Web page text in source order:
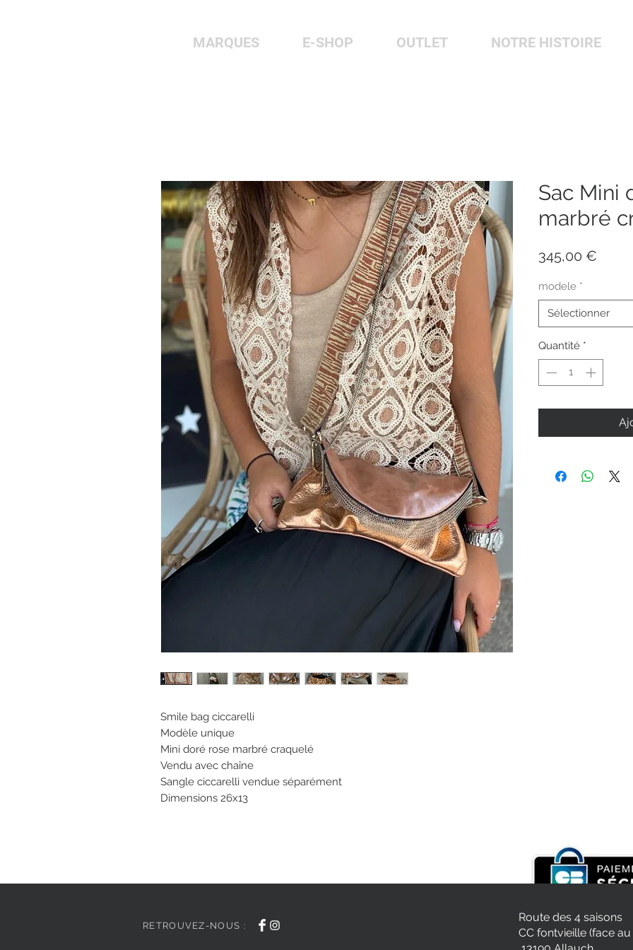
MARQUES E-SHOP OUTLET NOTRE HISTOIRE
Smile bag ciccarelli
Modèle unique
Mini doré rose marbré craquelé
Vendu avec chaîne
Sangle ciccarelli vendue séparément
Dimensions 26x13
Sac Mini
marbré
345,00 €
modele *
Sélectionner
Quantité *
RETROUVEZ-NOUS :
Route des 4 saisons
CC fontvieille (face